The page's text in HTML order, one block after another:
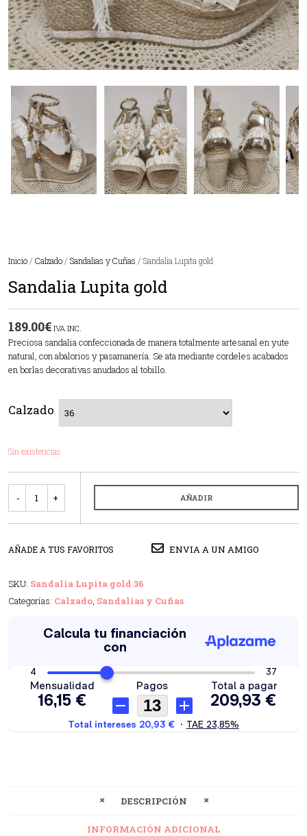
Inicio / Calzado / Sandalias y Cuñas / Sandalia Lupita gold
Sandalia Lupita gold
189.00€ IVA INC.
Preciosa sandalia confeccionada de manera totalmente artesanal en yute
natural, con abalorios y pasamanería. Se ata mediante cordeles acabados
en borlas decorativas anudados al tobillo.
Calzado
Sin existencias
AÑADIR
AÑADE A TUS FAVORITOS ENVIA A UN AMIGO
SKU: Sandalia Lupita gold 36
Categorías: Calzado, Sandalias y Cuñas
DESCRIPCIÓN
INFORMACIÓN ADICIONAL